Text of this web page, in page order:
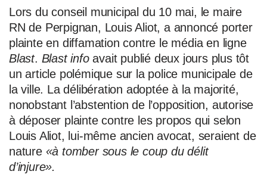
Lors du conseil municipal du 10 mai, le maire
RN de Perpignan, Louis Aliot, a annoncé porter
plainte en diffamation contre le média en ligne
Blast. Blast infoavait publié deux jours plus tôt
un article polémique sur la police municipale de
la ville. La délibération adoptée à la majorité,
nonobstant l’abstention de l’opposition, autorise
à déposer plainte contre les propos qui selon
Louis Aliot, lui-même ancien avocat, seraient de
nature «à tomber sous le coup du délit
d’injure».